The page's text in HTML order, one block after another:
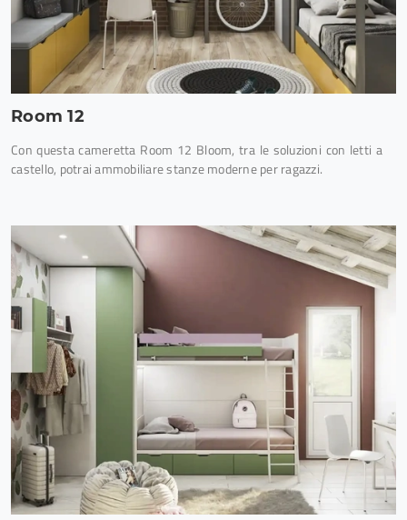
Room 12
Con questa cameretta Room 12 Bloom, tra le soluzioni con letti a
castello, potrai ammobiliare stanze moderne per ragazzi.